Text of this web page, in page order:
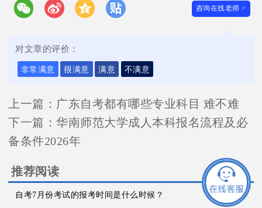
咨询在线老师 >
对文章的评价：
非常满意 很满意 满意 不满意
上一篇： 广东自考都有哪些专业科目 难不难
下一篇：华南师范大学成人本科报名流程及必
备条件2026年
推荐阅读
自考7月份考试的报考时间是什么时候？